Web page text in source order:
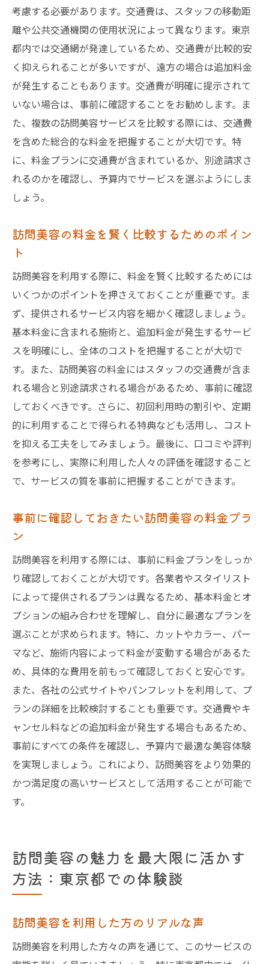
考慮する必要があります。交通費は、スタッフの移動距
離や公共交通機関の使用状況によって異なります。東京
都内では交通網が発達しているため、交通費が比較的安
く抑えられることが多いですが、遠方の場合は追加料金
が発生することもあります。交通費が明確に提示されて
いない場合は、事前に確認することをお勧めします。ま
た、複数の訪問美容サービスを比較する際には、交通費
を含めた総合的な料金を把握することが大切です。特
に、料金プランに交通費が含まれているか、別途請求さ
れるのかを確認し、予算内でサービスを選ぶようにしま
しょう。
訪問美容の料金を賢く比較するためのポイン
ト
訪問美容を利用する際に、料金を賢く比較するためには
いくつかのポイントを押さえておくことが重要です。ま
ず、提供されるサービス内容を細かく確認しましょう。
基本料金に含まれる施術と、追加料金が発生するサービ
スを明確にし、全体のコストを把握することが大切で
す。また、訪問美容の料金にはスタッフの交通費が含ま
れる場合と別途請求される場合があるため、事前に確認
しておくべきです。さらに、初回利用時の割引や、定期
的に利用することで得られる特典なども活用し、コスト
を抑える工夫をしてみましょう。最後に、口コミや評判
を参考にし、実際に利用した人々の評価を確認すること
で、サービスの質を事前に把握することができます。
事前に確認しておきたい訪問美容の料金プラ
ン
訪問美容を利用する際には、事前に料金プランをしっか
り確認しておくことが大切です。各業者やスタイリスト
によって提供されるプランは異なるため、基本料金とオ
プションの組み合わせを理解し、自分に最適なプランを
選ぶことが求められます。特に、カットやカラー、パー
マなど、施術内容によって料金が変動する場合があるた
め、具体的な費用を前もって確認しておくと安心です。
また、各社の公式サイトやパンフレットを利用して、プ
ランの詳細を比較検討することも重要です。交通費やキ
ャンセル料などの追加料金が発生する場合もあるため、
事前にすべての条件を確認し、予算内で最適な美容体験
を実現しましょう。これにより、訪問美容をより効果的
かつ満足度の高いサービスとして活用することが可能で
す。
訪問美容の魅力を最大限に活かす
方法：東京都での体験談
訪問美容を利用した方のリアルな声
訪問美容を利用した方々の声を通じて、このサービスの